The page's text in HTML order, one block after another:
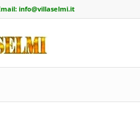
info@villaselmi.it